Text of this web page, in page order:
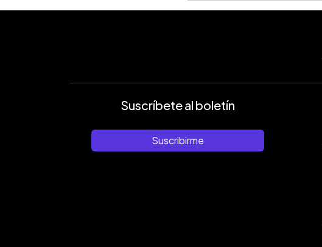
Suscríbete al boletín
Suscribirme